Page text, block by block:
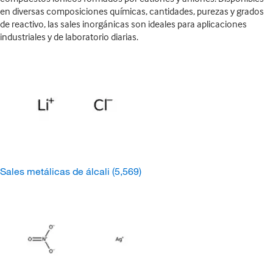
en diversas composiciones químicas, cantidades, purezas y grados
de reactivo, las sales inorgánicas son ideales para aplicaciones
industriales y de laboratorio diarias.
Sales metálicas de álcali (5,569)